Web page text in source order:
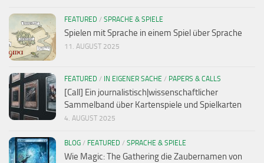
FEATURED / SPRACHE & SPIELE
Spielen mit Sprache in einem Spiel über Sprache
11. AUGUST 2025
FEATURED / IN EIGENER SACHE / PAPERS & CALLS
[Call] Ein journalistisch|wissenschaftlicher
Sammelband über Kartenspiele und Spielkarten
4. AUGUST 2025
BLOG / FEATURED / SPRACHE & SPIELE
Wie Magic: The Gathering die Zaubernamen von